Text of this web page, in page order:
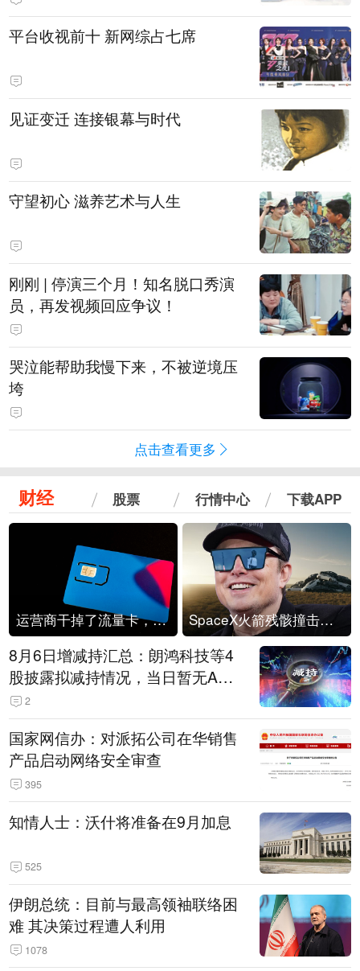
平台收视前十 新网综占七席
见证变迁 连接银幕与时代
守望初心 滋养艺术与人生
刚刚 | 停演三个月！知名脱口秀演
员，再发视频回应争议！
哭泣能帮助我慢下来，不被逆境压
垮
点击查看更多
财经 股票 行情中心 下载APP
运营商干掉了流量卡，他们真的玩不起了 SpaceX火箭残骸撞击月球
8月6日增减持汇总：朗鸿科技等4
股披露拟减持情况，当日暂无A股
公司披露拟增持情况（表）
2
国家网信办：对派拓公司在华销售
产品启动网络安全审查
395
知情人士：沃什将准备在9月加息
525
伊朗总统：目前与最高领袖联络困
难 其决策过程遭人利用
1078